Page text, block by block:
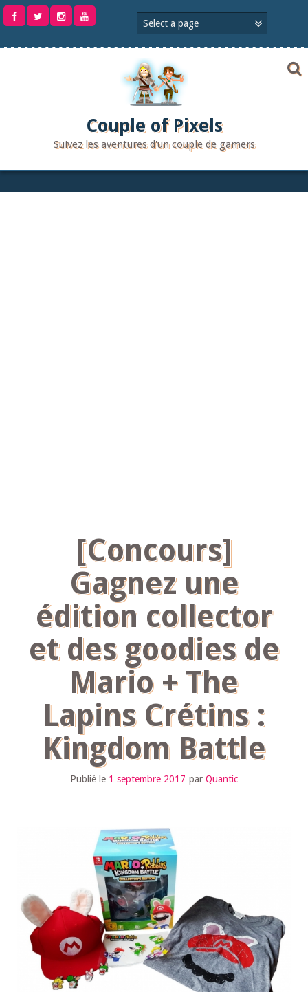
Aller
Couple of Pixels
Suivez les aventures d'un couple de gamers
[Concours]
Gagnez une
édition collector
et des goodies de
Mario + The
Lapins Crétins :
Kingdom Battle
Publié le 1 septembre 2017 par Quantic